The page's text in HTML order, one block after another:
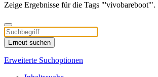
Zeige Ergebnisse für die Tags "'vivobareboot'".
Erneut suchen
Erweiterte Suchoptionen